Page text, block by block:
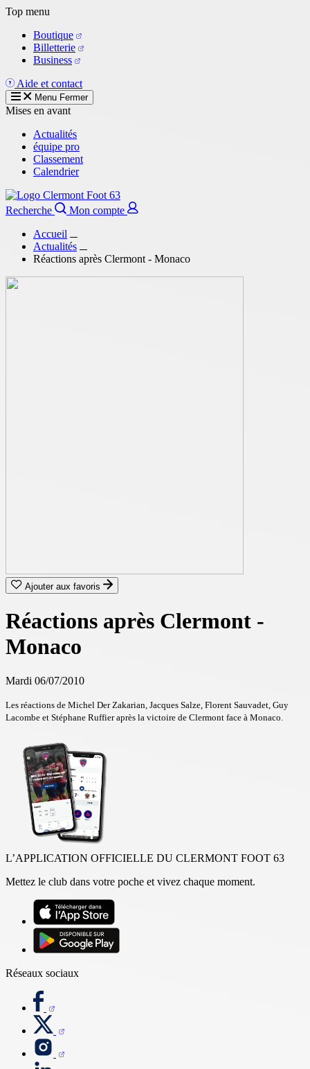
Aller
contenu
principal
Top menu
Boutique
Billetterie
Business
Aide et contact
Menu Fermer
Mises en avant
Actualités
équipe pro
Classement
Calendrier
Recherche
Mon compte
Accueil
Actualités
Réactions après Clermont - Monaco
Ajouter aux favoris
Réactions après Clermont -
Monaco
Mardi 06/07/2010
Les réactions de Michel Der Zakarian, Jacques Salze, Florent Sauvadet, Guy
Lacombe et Stéphane Ruffier après la victoire de Clermont face à Monaco.
L’APPLICATION OFFICIELLE DU CLERMONT FOOT 63
Mettez le club dans votre poche et vivez chaque moment.
Réseaux sociaux